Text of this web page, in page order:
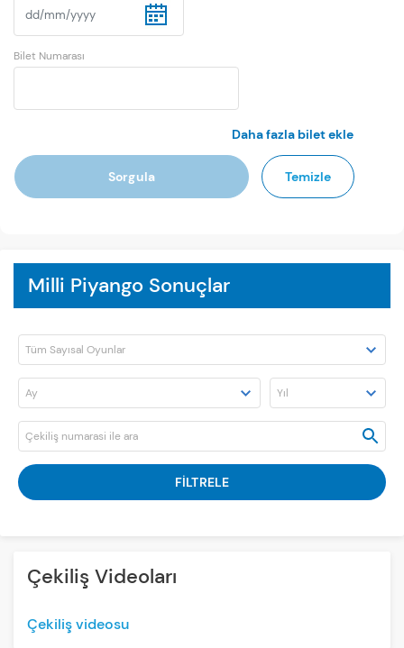
Bilet Numarası
Daha fazla bilet ekle
Sorgula Temizle
Milli Piyango Sonuçlar
FİLTRELE
Çekiliş Videoları
Çekiliş videosu